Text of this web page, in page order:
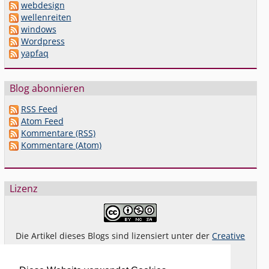
webdesign
wellenreiten
windows
Wordpress
yapfaq
Blog abonnieren
RSS Feed
Atom Feed
Kommentare (RSS)
Kommentare (Atom)
Lizenz
Die Artikel dieses Blogs sind lizensiert unter derCreative